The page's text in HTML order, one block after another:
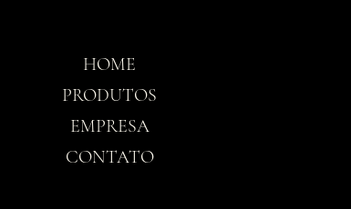
HOME
PRODUTOS
EMPRESA
CONTATO